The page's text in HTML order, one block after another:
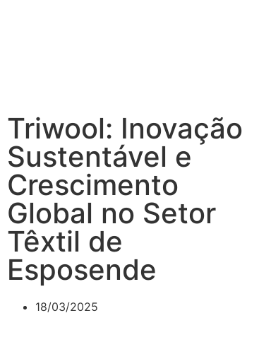
Triwool: Inovação
Sustentável e
Crescimento
Global no Setor
Têxtil de
Esposende
18/03/2025